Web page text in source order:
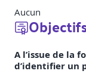
Aucun
A l’issue de la
d’identifier un